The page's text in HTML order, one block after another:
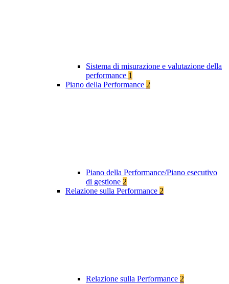
Sistema di misurazione e valutazione della
performance 1
Piano della Performance 2
Piano della Performance/Piano esecutivo
di gestione 2
Relazione sulla Performance 2
Relazione sulla Performance 2